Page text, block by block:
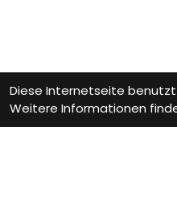
Diese Internetseite benutzt
Weitere Informationen